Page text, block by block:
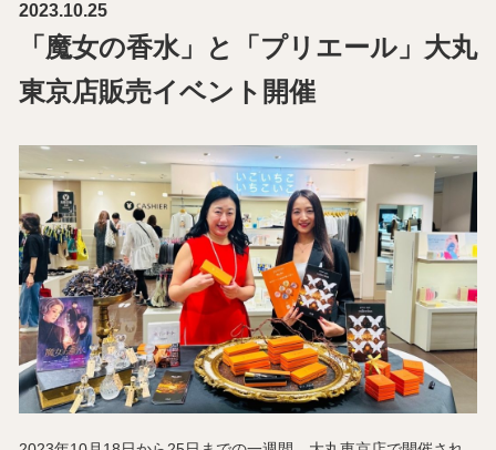
2023.10.25
「魔女の香水」と「プリエール」大丸
東京店販売イベント開催